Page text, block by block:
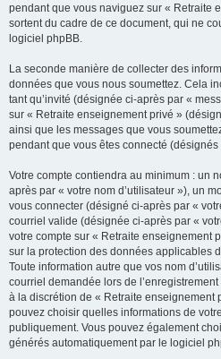
pendant que vous naviguez sur « Retraite
sortent du cadre de ce document, qui ne
logiciel phpBB.
La seconde manière de collecter des
données que vous nous soumettez. Cela
tant qu’invité (désignée ci-après par «
sur « Retraite enseignement privé »
ainsi que les messages que vous
pendant que vous êtes connecté
Votre compte contiendra au minimum : un
après par « votre nom d’utilisateur »), un
vous connecter (désigné ci-après par «
courriel valide (désignée ci-après par «
votre compte sur « Retraite enseignement
sur la protection des données applicables
Toute information autre que vos nom
courriel demandée lors de
à la discrétion de « Retraite enseignement
pouvez choisir quelles informations de
publiquement. Vous pouvez également
générés automatiquement par le logiciel